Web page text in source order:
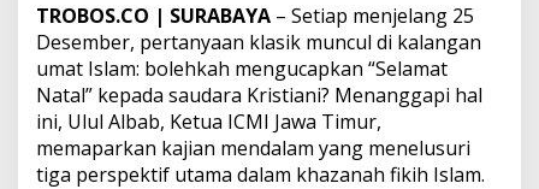
N
a
a
l
?
I
TROBOS.CO | SURABAYA – Setiap menjelang 25
Desember, pertanyaan klasik muncul di kalangan
umat Islam: bolehkah mengucapkan “Selamat
Natal” kepada saudara Kristiani? Menanggapi hal
ini, Ulul Albab, Ketua ICMI Jawa Timur,
memaparkan kajian mendalam yang menelusuri
tiga perspektif utama dalam khazanah fikih Islam.